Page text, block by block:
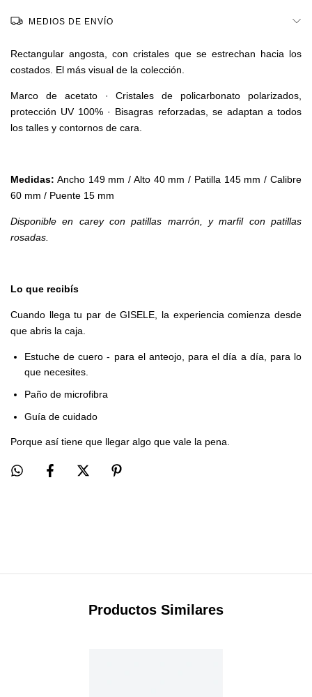
MEDIOS DE ENVÍO
Rectangular angosta, con cristales que se estrechan hacia los
costados. El más visual de la colección.
Marco de acetato · Cristales de policarbonato polarizados,
protección UV 100% · Bisagras reforzadas, se adaptan a todos
los talles y contornos de cara.
Medidas: Ancho 149 mm / Alto 40 mm / Patilla 145 mm / Calibre
60 mm / Puente 15 mm
Disponible en carey con patillas marrón, y marfil con patillas
rosadas.
Lo que recibís
Cuando llega tu par de GISELE, la experiencia comienza desde
que abris la caja.
Estuche de cuero - para el anteojo, para el día a día, para lo
que necesites.
Paño de microfibra
Guía de cuidado
Porque así tiene que llegar algo que vale la pena.
Productos Similares